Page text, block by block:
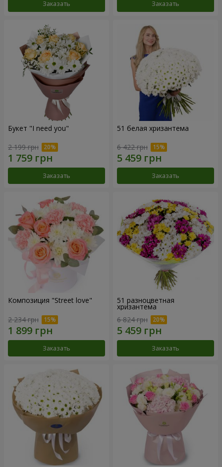
Заказать Заказать
Букет "I need you"
2 199 грн
Заказать
51 белая хризантема
6 422 грн
Заказать
Композиция "Street love"
2 234 грн
Заказать
51 разноцветная
хризантема
6 824 грн
Заказать